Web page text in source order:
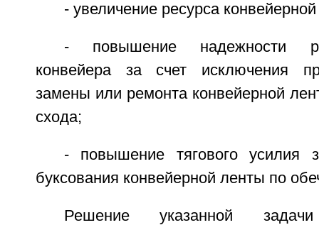
- увеличение ресурса
- повышение надежности
конвейера за счет исключения
замены или ремонта конвейерной
схода;
- повышение тягового усилия
буксования конвейерной ленты по
Решение указанной